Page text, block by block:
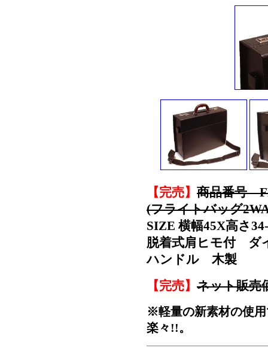
【完売】 商品番号
(フライトバッグ
SIZE 横幅45X高さ
脱着式肩ヒモ付 ダ
ハンドル 木製
【完売】 ネット販売
※軽量の新素材の使
楽々!!。